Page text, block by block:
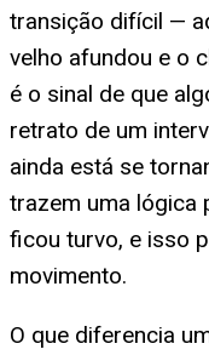
transição difícil —
velho afundou e o
é o sinal de que
retrato de um
ainda está se
trazem uma lógica
ficou turvo, e isso
movimento.
O que diferencia